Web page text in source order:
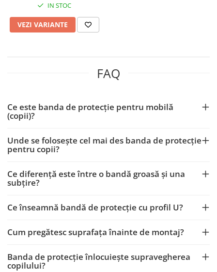
IN STOC
VEZI VARIANTE
FAQ
Ce este banda de protecție pentru mobilă
(copii)?
Unde se folosește cel mai des banda de protecție
pentru copii?
Ce diferență este între o bandă groasă și una
subțire?
Ce înseamnă bandă de protecție cu profil U?
Cum pregătesc suprafața înainte de montaj?
Banda de protecție înlocuiește supravegherea
copilului?